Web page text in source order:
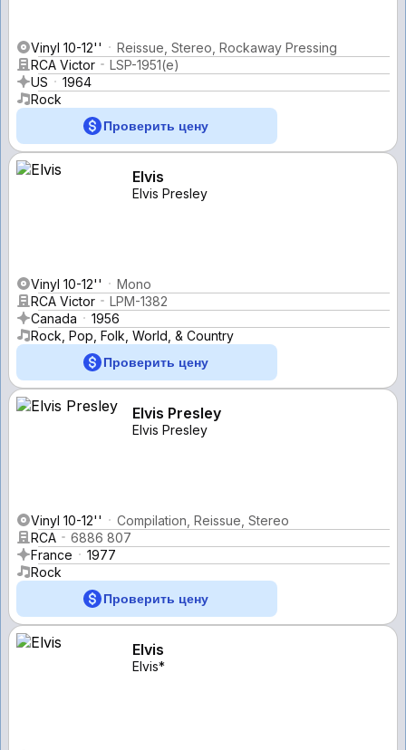
Vinyl 10-12''
Reissue, Stereo, Rockaway Pressing
RCA Victor
LSP-1951(e)
US
1964
Rock
Проверить цену
Elvis
Elvis Presley
Vinyl 10-12''
Mono
RCA Victor
LPM-1382
Canada
1956
Rock, Pop, Folk, World, & Country
Проверить цену
Elvis Presley
Elvis Presley
Vinyl 10-12''
Compilation, Reissue, Stereo
RCA
6886 807
France
1977
Rock
Проверить цену
Elvis
Elvis*